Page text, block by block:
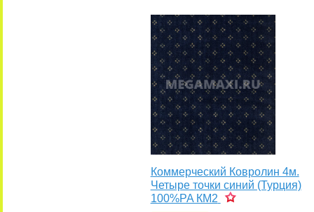
Коммерческий Ковролин 4м.
Четыре точки синий (Турция)
100%PA КМ2